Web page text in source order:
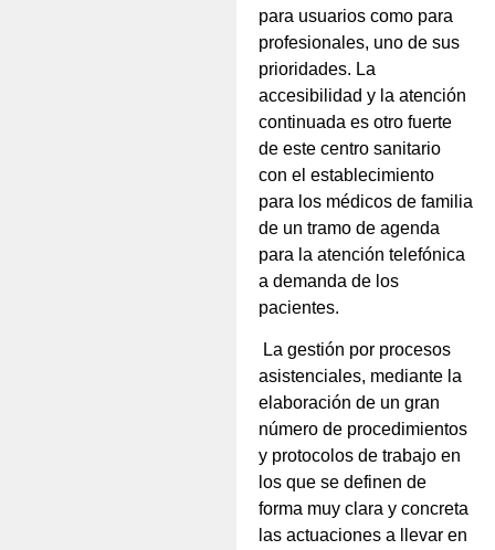
para usuarios como para
profesionales, uno de sus
prioridades. La
accesibilidad y la atención
continuada es otro fuerte
de este centro sanitario
con el establecimiento
para los médicos de familia
de un tramo de agenda
para la atención telefónica
a demanda de los
pacientes.
La gestión por procesos
asistenciales, mediante la
elaboración de un gran
número de procedimientos
y protocolos de trabajo en
los que se definen de
forma muy clara y concreta
las actuaciones a llevar en